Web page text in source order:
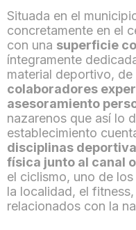
Situada en el
concretamente en el
con una superficie
íntegramente
material deportivo, de
colaboradores
asesoramiento
nazarenos que así lo
establecimiento
disciplinas
física junto al canal
el ciclismo, uno de
la localidad, el fitness
relacionados con la